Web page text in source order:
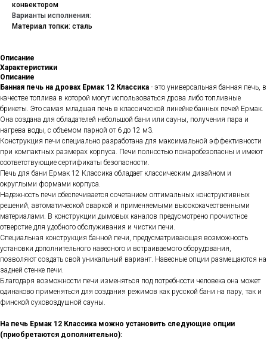
конвектором
Варианты исполнения:
Материал топки: сталь
Описание
Характеристики
Описание
Банная печь на дровах Ермак 12 Классика - это универсальная банная печь, в
качестве топлива в которой могут использоваться дрова либо топливные
брикеты. Это самая младшая печь в классической линейке банных печей Ермак.
Она создана для обладателей небольшой бани или сауны, получения пара и
нагрева воды, с объемом парной от 6 до 12 м3.
Конструкция печи специально разработана для максимальной эффективности
при компактных размерах корпуса. Печи полностью пожаробезопасны и имеют
соответствующие сертификаты безопасности.
Печь для бани Ермак 12 Классика обладает классическим дизайном и
округлыми формами корпуса.
Надежность печи обеспечивается сочетанием оптимальных конструктивных
решений, автоматической сваркой и применяемыми высококачественными
материалами. В конструкции дымовых каналов предусмотрено прочистное
отверстие для удобного обслуживания и чистки печи.
Специальная конструкция банной печи, предусматривающая возможность
установки дополнительного навесного и встраиваемого оборудования,
позволяют создать свой уникальный вариант. Навесные опции размещаются на
задней стенке печи.
Благодаря возможности печи изменяться под потребности человека она может
одинаково применяться для создания режимов как русской бани на пару, так и
финской суховоздушной сауны.
На печь Ермак 12 Классика можно установить следующие опции
(приобретаются дополнительно):